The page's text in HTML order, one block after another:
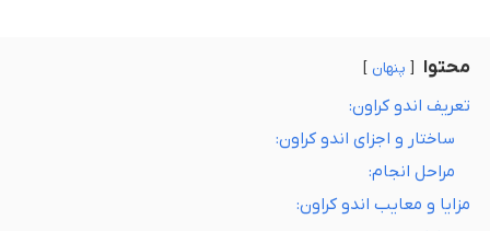
محتوا پنهان
تعریف اندو کراون:
ساختار و اجزای اندو کراون:
مراحل انجام:
مزایا و معایب اندو کراون: